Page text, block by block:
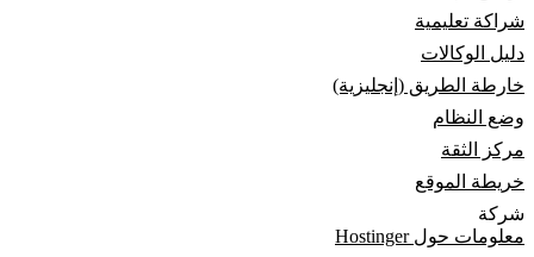
شراكة تعليمية
دليل الوكالات
خارطة الطريق (إنجليزية)
وضع النظام
مركز الثقة
خريطة الموقع
شركة
معلومات حول Hostinger